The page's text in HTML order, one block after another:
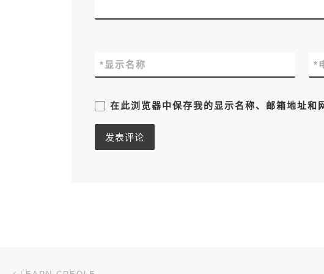
显示名称
* *
在此浏览器中保存我的显示名称、邮箱地址和
文章导航